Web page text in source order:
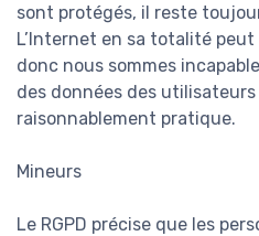
sont protégés, il reste
L’Internet en sa totalité
donc nous sommes
des données des
raisonnablement pratique.
Mineurs
Le RGPD précise que les